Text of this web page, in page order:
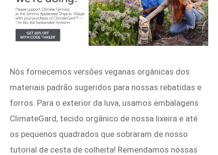
Nós fornecemos versões veganas orgânicas dos
materiais padrão sugeridos para nossas rebatidas e
forros. Para o exterior da luva, usamos embalagens
ClimateGard, tecido orgânico de nossa lixeira e até
os pequenos quadrados que sobraram de nosso
tutorial de cesta de colheita! Remendamos nossas